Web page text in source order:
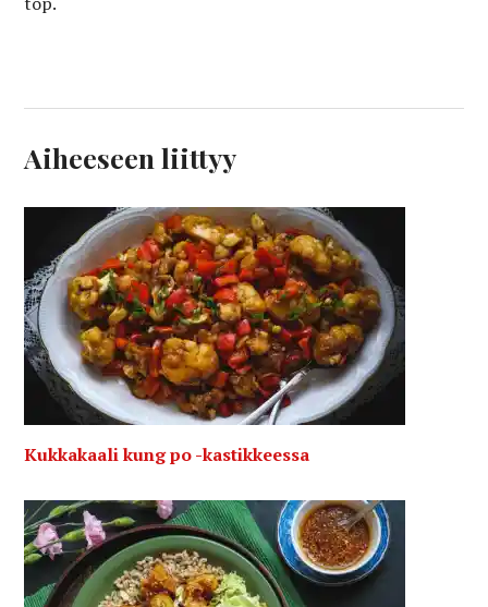
Aiheeseen liittyy
Kukkakaali kung po -kastikkeessa